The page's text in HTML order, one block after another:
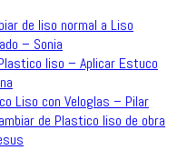
de liso normal a Liso
– Sonia
liso – Aplicar Estuco
Liso con Veloglas – Pilar
de Plastico liso de obra